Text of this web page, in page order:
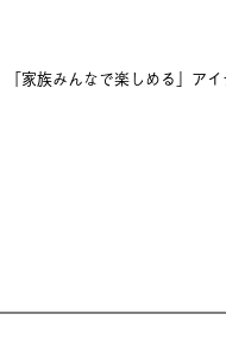
家族みんなで楽しめる」ア